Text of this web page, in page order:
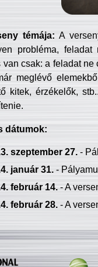
témája: A
probléma, feladat
van csak: a feladat
meglévő
kitek, érzékelők,
dátumok:
szeptember 27.-
január 31.-
február 14.- A
február 28.- A